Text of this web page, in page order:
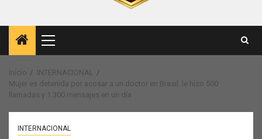
Menú
principal
Inicio
INTERNACIONAL
Mujer es detenida por acosar a un doctor en Brasil: le hizo 500
llamadas y 1.300 mensajes en un día
INTERNACIONAL